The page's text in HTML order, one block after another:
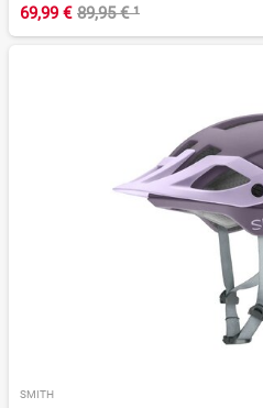
69,99 € 89,95 €¹
SMITH